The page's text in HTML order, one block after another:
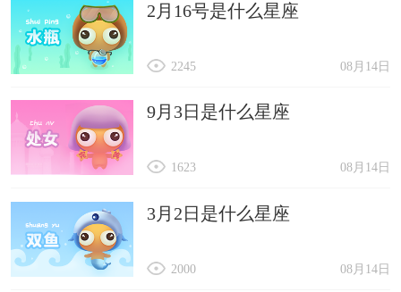
2月16号是什么星座
08月14日
2245
9月3日是什么星座
08月14日
1623
3月2日是什么星座
08月14日
2000